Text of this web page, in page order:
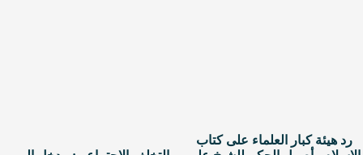
رد هيئة كبار العلماء على كتاب